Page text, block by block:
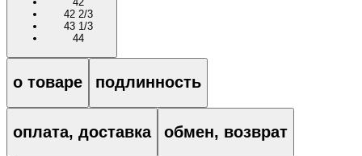
42 2/3
43 1/3
44
о товаре подлинность
оплата, доставка обмен, возврат